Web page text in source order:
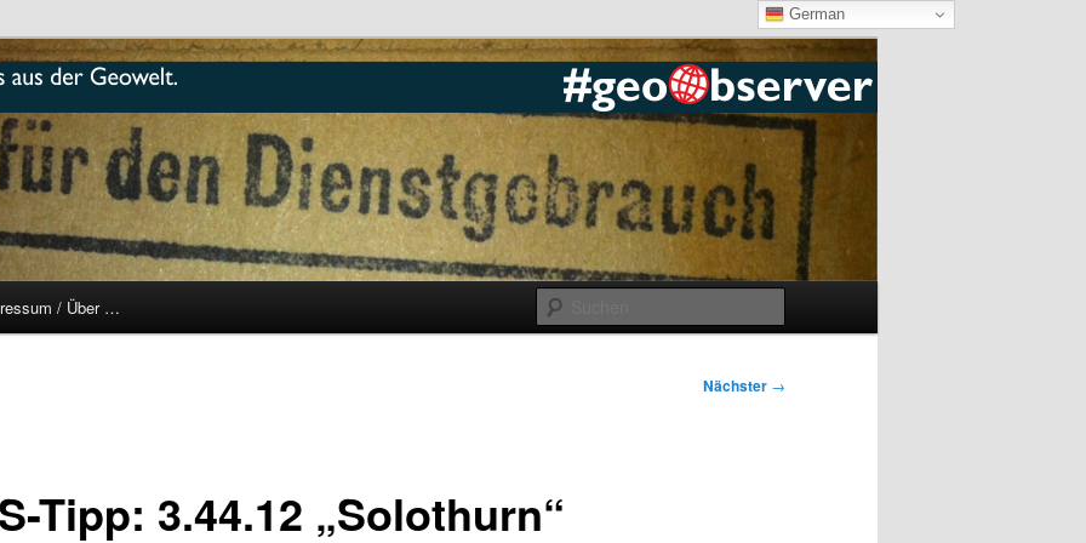
/ Über …
Nächster →
Tipp: 3.44.12 „Solothurn“
German